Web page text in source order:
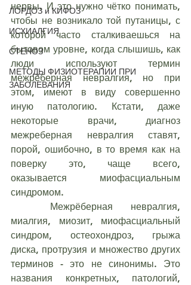
ЛОРДОЗ и КИФОЗ
ИСХИАЛГИЯ
СТЕНОЗ
МЕТОДЫ ФИЗИОТЕРАПИИ ПРИ
ЗАБОЛЕВАНИЯ
нервы. И это нужно чётко понимать,
чтобы не возникало той путаницы, с
которой часто сталкиваешься на
бытовом уровне, когда слышишь, как
люди используют термин
межрёберная невралгия, но при
этом, имеют в виду совершенно
иную патологию. Кстати, даже
некоторые врачи, диагноз
межреберная невралгия ставят,
порой, ошибочно, в то время как на
поверку это, чаще всего,
оказывается миофасциальным
синдромом.
миалгия, миозит, миофасциальный
синдром, остеохондроз, грыжа
диска, протрузия и множество других
терминов - это не синонимы. Это
названия конкретных, патологий,